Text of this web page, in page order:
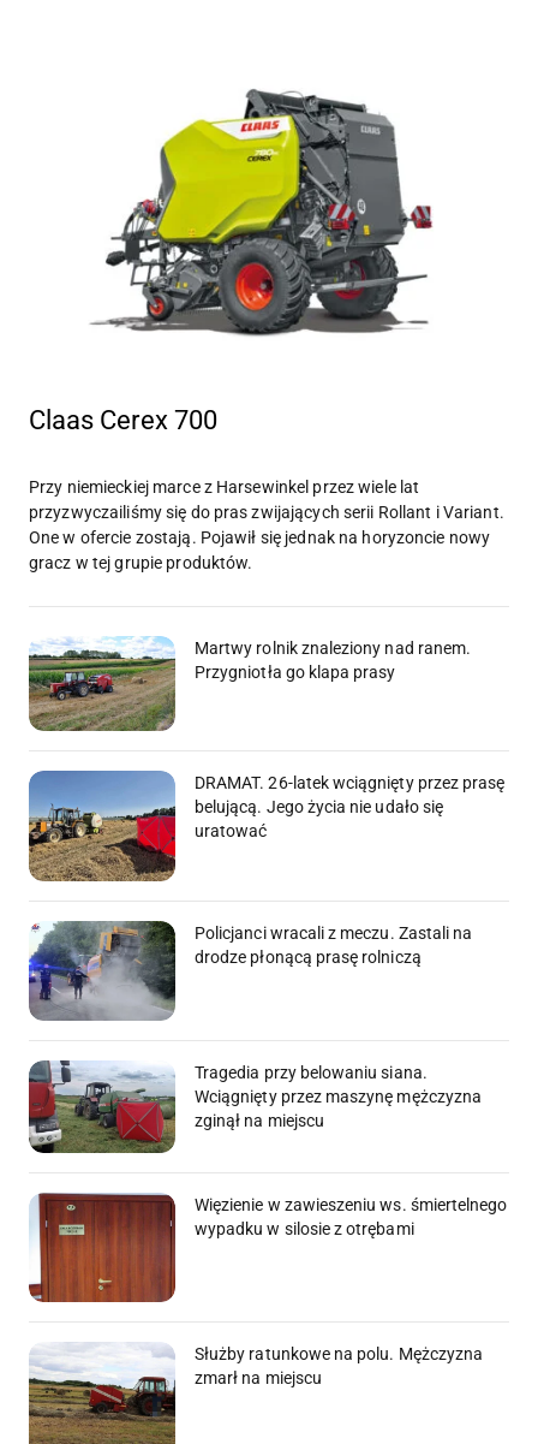
Claas Cerex 700
Przy niemieckiej marce z Harsewinkel przez wiele lat
przyzwyczailiśmy się do pras zwijających serii Rollant i Variant.
One w ofercie zostają. Pojawił się jednak na horyzoncie nowy
gracz w tej grupie produktów.
Martwy rolnik znaleziony nad ranem.
Przygniotła go klapa prasy
DRAMAT. 26-latek wciągnięty przez prasę
belującą. Jego życia nie udało się
uratować
Policjanci wracali z meczu. Zastali na
drodze płonącą prasę rolniczą
Tragedia przy belowaniu siana.
Wciągnięty przez maszynę mężczyzna
zginął na miejscu
Więzienie w zawieszeniu ws. śmiertelnego
wypadku w silosie z otrębami
Służby ratunkowe na polu. Mężczyzna
zmarł na miejscu